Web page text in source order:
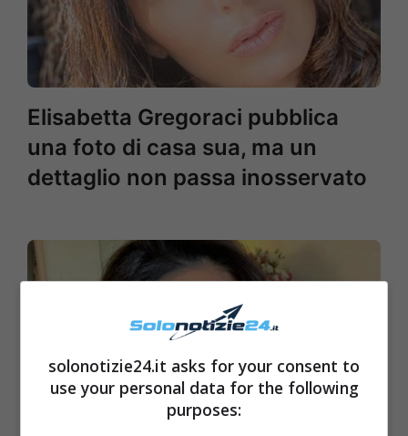
Elisabetta Gregoraci pubblica
una foto di casa sua, ma un
dettaglio non passa inosservato
solonotizie24.it asks for your consent to
use your personal data for the following
purposes: